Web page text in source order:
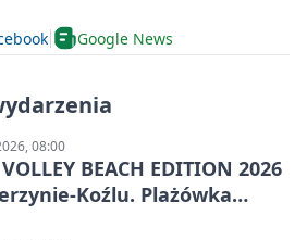
Google News
08:00
BEACH EDITION 2026
Koźlu. Plażówka